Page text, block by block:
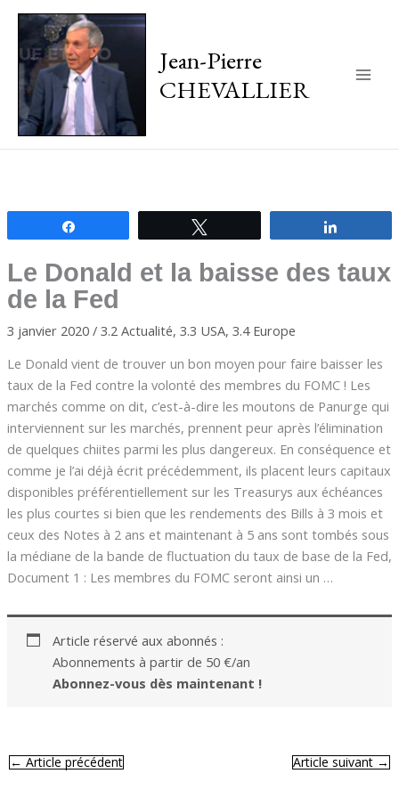
Jean-Pierre
CHEVALLIER
Le Donald et la baisse des taux
de la Fed
3 janvier 2020 / 3.2 Actualité, 3.3 USA, 3.4 Europe
Le Donald vient de trouver un bon moyen pour faire baisser les
taux de la Fed contre la volonté des membres du FOMC ! Les
marchés comme on dit, c’est-à-dire les moutons de Panurge qui
interviennent sur les marchés, prennent peur après l’élimination
de quelques chiites parmi les plus dangereux. En conséquence et
comme je l’ai déjà écrit précédemment, ils placent leurs capitaux
disponibles préférentiellement sur les Treasurys aux échéances
les plus courtes si bien que les rendements des Bills à 3 mois et
ceux des Notes à 2 ans et maintenant à 5 ans sont tombés sous
la médiane de la bande de fluctuation du taux de base de la Fed,
Document 1 : Les membres du FOMC seront ainsi un …
Article réservé aux abonnés :
Abonnements à partir de 50 €/an
Abonnez-vous dès maintenant !
←Article précédent Article suivant→